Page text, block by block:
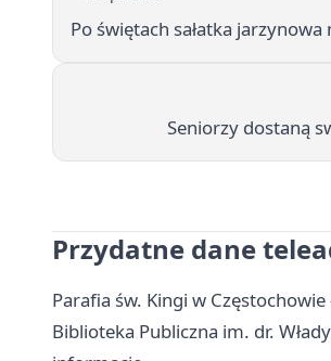
Po świętach sałatka
Seniorzy dostaną
Przydatne dane
Parafia św. Kingi w
Biblioteka Publiczna im. dr.